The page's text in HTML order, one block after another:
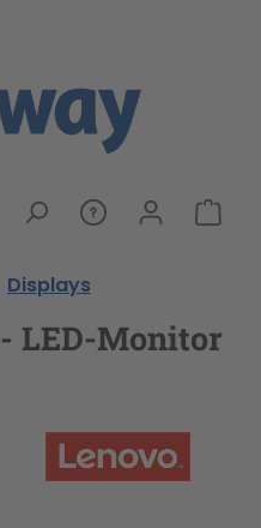
Displays
LED-Monitor